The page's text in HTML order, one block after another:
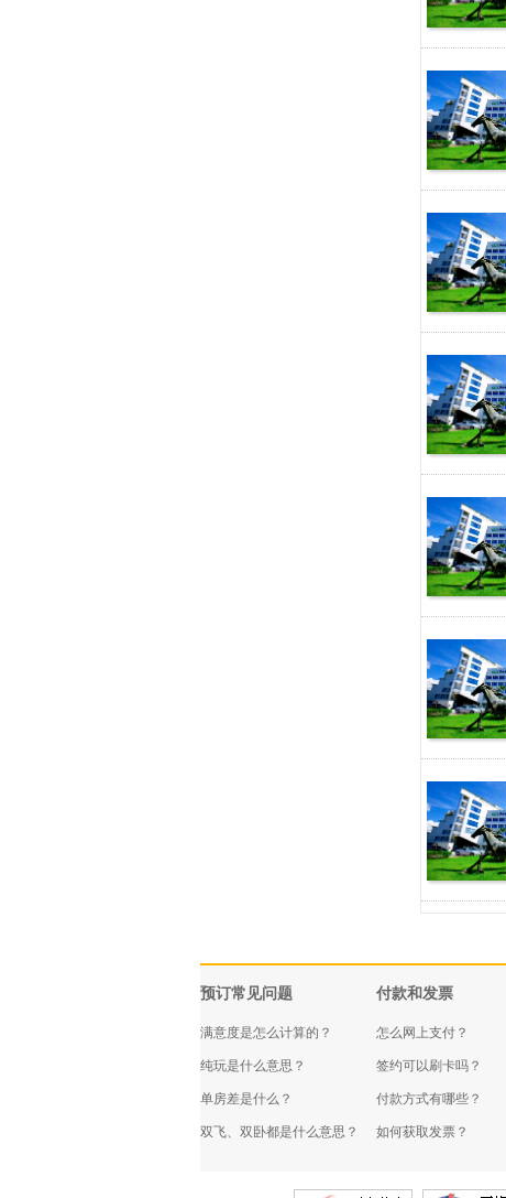
预订常见问题
满意度是怎么计算的？
纯玩是什么意思？
单房差是什么？
双飞、双卧都是什么意思？
付款和发票
怎么网上支付？
签约可以刷卡吗？
付款方式有哪些？
如何获取发票？